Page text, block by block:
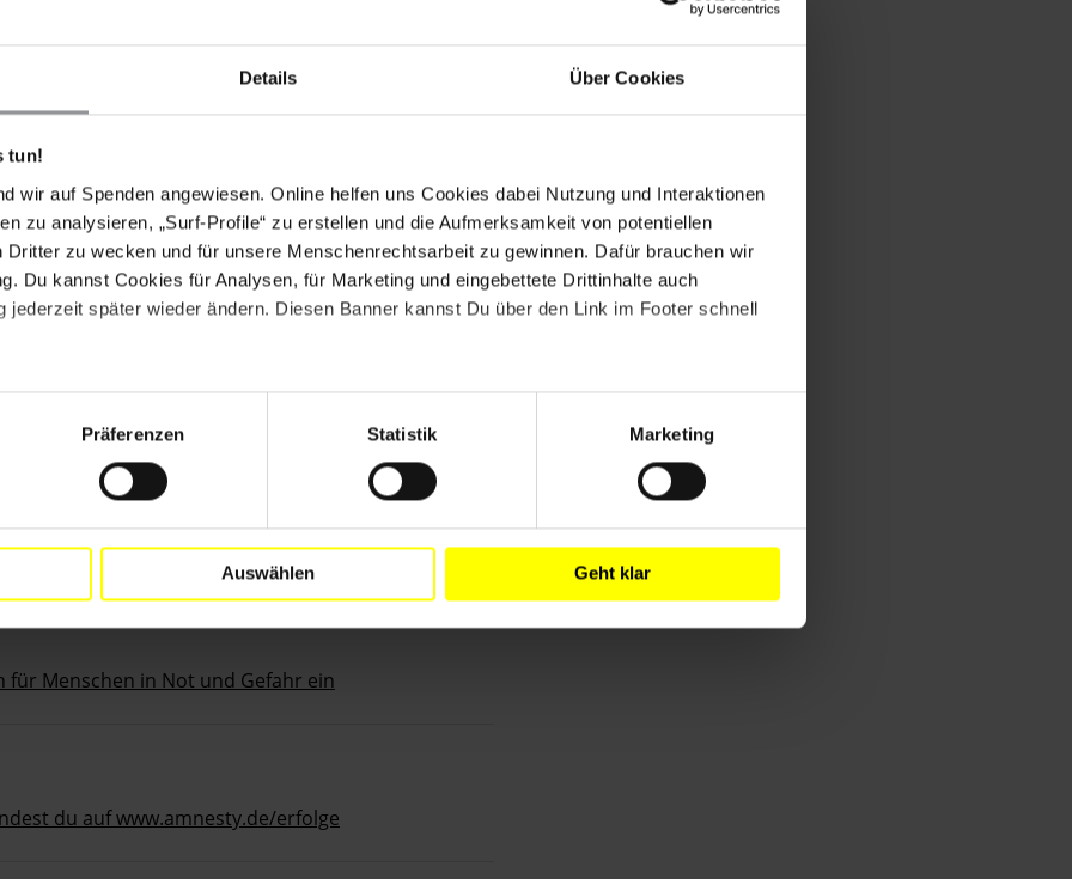
Details Über Cookies
tun!
wir auf Spenden angewiesen. Online helfen uns Cookies dabei Nutzung und Interaktionen
zu analysieren, „Surf-Profile“ zu erstellen und die Aufmerksamkeit von potentiellen
Dritter zu wecken und für unsere Menschenrechtsarbeit zu gewinnen. Dafür brauchen wir
Du kannst Cookies für Analysen, für Marketing und eingebettete Drittinhalte auch
jederzeit später wieder ändern. Diesen Banner kannst Du über den Link im Footer schnell
Präferenzen Statistik Marketing
Auswählen Geht klar
Tsvetkova zu bestätigen, ist ein seltenes Beispiel
Natalia Zviagina, die für Russland zuständige
die unter Wladimir Putin in den vergangenen zwei
Gerichtsverfahren basierend auf konstruierten
dass jemand den Fängen dieses Systems
Amur den Freispruch von Yulia Tsvetkova im
in Wladiwostok im März 2023 erneut auf. Es
am Amur. Während ihr Fall in die
heute im Ausland.
Aktivitäten und Highlights
für Menschen in Not und Gefahr ein
du auf www.amnesty.de/erfolge